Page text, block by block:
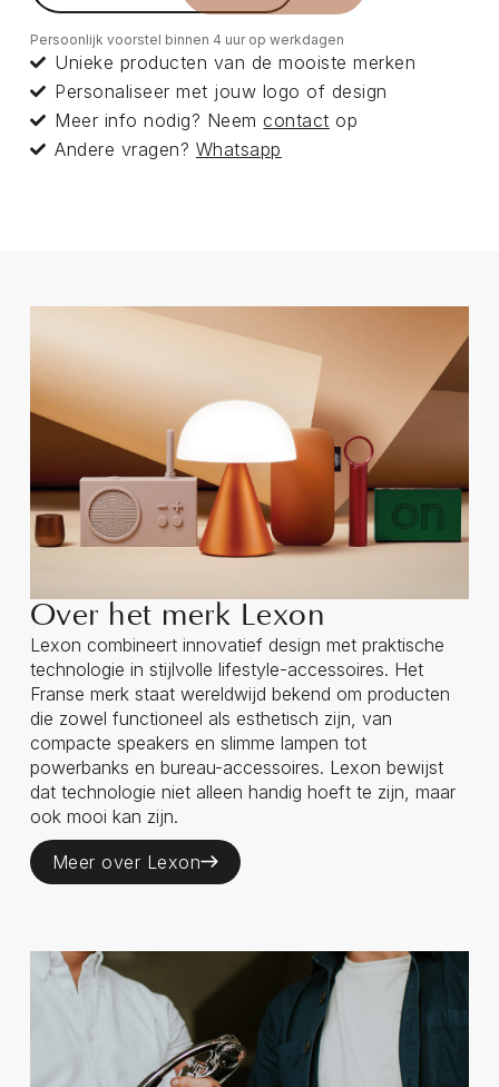
Persoonlijk voorstel binnen 4 uur op werkdagen
Unieke producten van de mooiste merken
Personaliseer met jouw logo of design
Meer info nodig? Neemcontact op
Andere vragen? Whatsapp
Over het merk Lexon
Lexon combineert innovatief design met praktische
technologie in stijlvolle lifestyle-accessoires. Het
Franse merk staat wereldwijd bekend om producten
die zowel functioneel als esthetisch zijn, van
compacte speakers en slimme lampen tot
powerbanks en bureau-accessoires. Lexon bewijst
dat technologie niet alleen handig hoeft te zijn, maar
ook mooi kan zijn.
Meer over Lexon